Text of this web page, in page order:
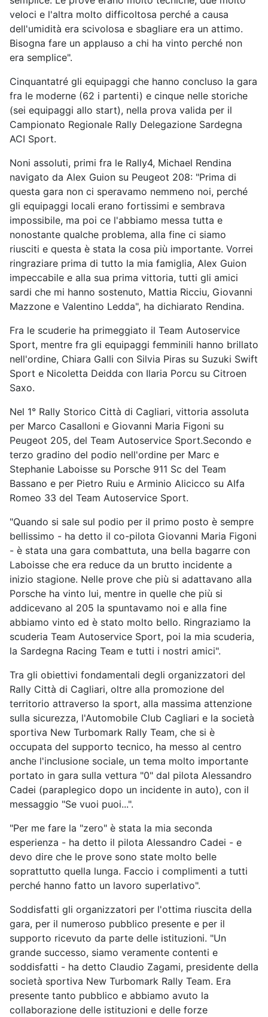
veloci e l'altra molto difficoltosa perché a causa
dell'umidità era scivolosa e sbagliare era un attimo.
Bisogna fare un applauso a chi ha vinto perché non
era semplice".
Cinquantatré gli equipaggi che hanno concluso la gara
fra le moderne (62 i partenti) e cinque nelle storiche
(sei equipaggi allo start), nella prova valida per il
Campionato Regionale Rally Delegazione Sardegna
ACI Sport.
Noni assoluti, primi fra le Rally4, Michael Rendina
navigato da Alex Guion su Peugeot 208: "Prima di
questa gara non ci speravamo nemmeno noi, perché
gli equipaggi locali erano fortissimi e sembrava
impossibile, ma poi ce l'abbiamo messa tutta e
nonostante qualche problema, alla fine ci siamo
riusciti e questa è stata la cosa più importante. Vorrei
ringraziare prima di tutto la mia famiglia, Alex Guion
impeccabile e alla sua prima vittoria, tutti gli amici
sardi che mi hanno sostenuto, Mattia Ricciu, Giovanni
Mazzone e Valentino Ledda", ha dichiarato Rendina.
Fra le scuderie ha primeggiato il Team Autoservice
Sport, mentre fra gli equipaggi femminili hanno brillato
nell'ordine, Chiara Galli con Silvia Piras su Suzuki Swift
Sport e Nicoletta Deidda con Ilaria Porcu su Citroen
Saxo.
Nel 1° Rally Storico Città di Cagliari, vittoria assoluta
per Marco Casalloni e Giovanni Maria Figoni su
Peugeot 205, del Team Autoservice Sport.Secondo e
terzo gradino del podio nell'ordine per Marc e
Stephanie Laboisse su Porsche 911 Sc del Team
Bassano e per Pietro Ruiu e Arminio Alicicco su Alfa
Romeo 33 del Team Autoservice Sport.
"Quando si sale sul podio per il primo posto è sempre
bellissimo - ha detto il co-pilota Giovanni Maria Figoni
- è stata una gara combattuta, una bella bagarre con
Laboisse che era reduce da un brutto incidente a
inizio stagione. Nelle prove che più si adattavano alla
Porsche ha vinto lui, mentre in quelle che più si
addicevano al 205 la spuntavamo noi e alla fine
abbiamo vinto ed è stato molto bello. Ringraziamo la
scuderia Team Autoservice Sport, poi la mia scuderia,
la Sardegna Racing Team e tutti i nostri amici".
Tra gli obiettivi fondamentali degli organizzatori del
Rally Città di Cagliari, oltre alla promozione del
territorio attraverso la sport, alla massima attenzione
sulla sicurezza, l'Automobile Club Cagliari e la società
sportiva New Turbomark Rally Team, che si è
occupata del supporto tecnico, ha messo al centro
anche l'inclusione sociale, un tema molto importante
portato in gara sulla vettura "0" dal pilota Alessandro
Cadei (paraplegico dopo un incidente in auto), con il
messaggio "Se vuoi puoi...".
"Per me fare la "zero" è stata la mia seconda
esperienza - ha detto il pilota Alessandro Cadei - e
devo dire che le prove sono state molto belle
soprattutto quella lunga. Faccio i complimenti a tutti
perché hanno fatto un lavoro superlativo".
Soddisfatti gli organizzatori per l'ottima riuscita della
gara, per il numeroso pubblico presente e per il
supporto ricevuto da parte delle istituzioni. "Un
grande successo, siamo veramente contenti e
soddisfatti - ha detto Claudio Zagami, presidente della
società sportiva New Turbomark Rally Team. Era
presente tanto pubblico e abbiamo avuto la
collaborazione delle istituzioni e delle forze